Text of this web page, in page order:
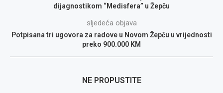
dijagnostikom “Medisfera” u Žepču
sljedeća objava
Potpisana tri ugovora za radove u Novom Žepču u vrijednosti
preko 900.000 KM
NE PROPUSTITE